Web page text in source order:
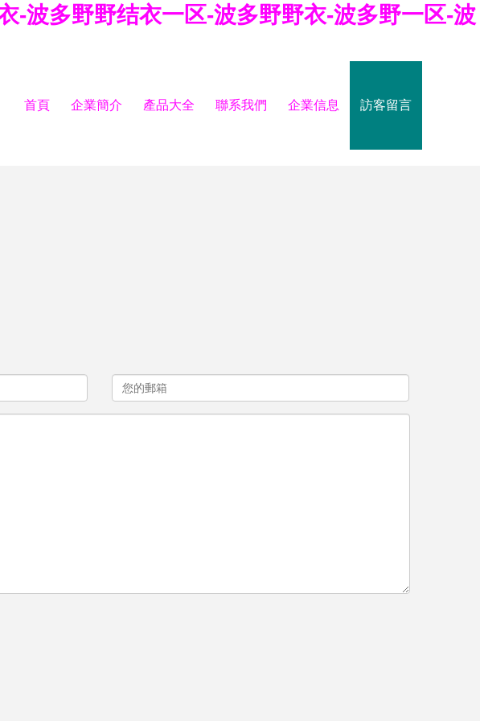
-波多野野结衣一区-波多野野衣-波多野一区-波
首頁 企業簡介 產品大全 聯系我們 企業信息 訪客留言